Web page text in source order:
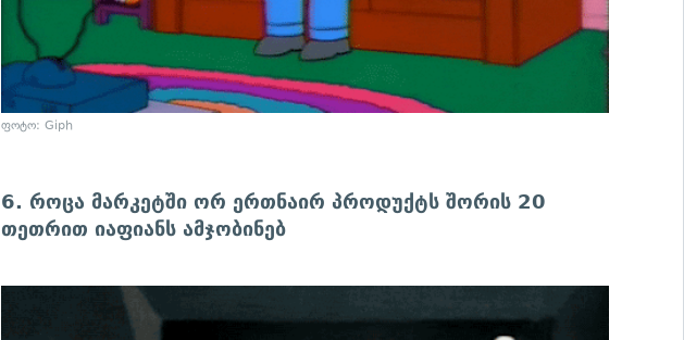
ფოტო: Giph
6. როცა მარკეტში ორ ერთნაირ პროდუქტს შორის 20
თეთრით იაფიანს ამჯობინებ